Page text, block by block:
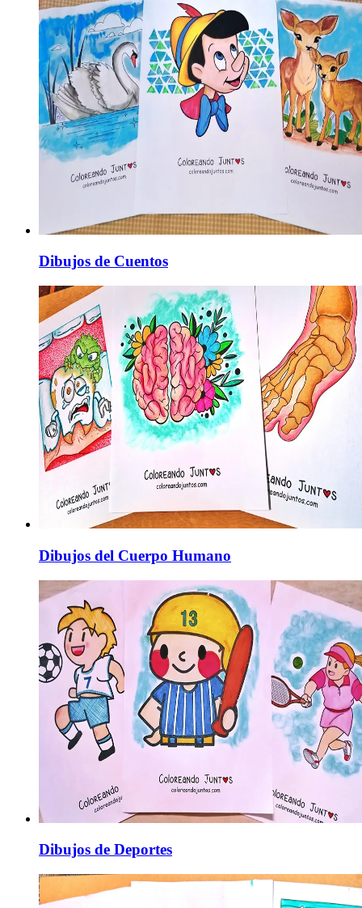
Dibujos de Cuentos
Dibujos del Cuerpo Humano
Dibujos de Deportes